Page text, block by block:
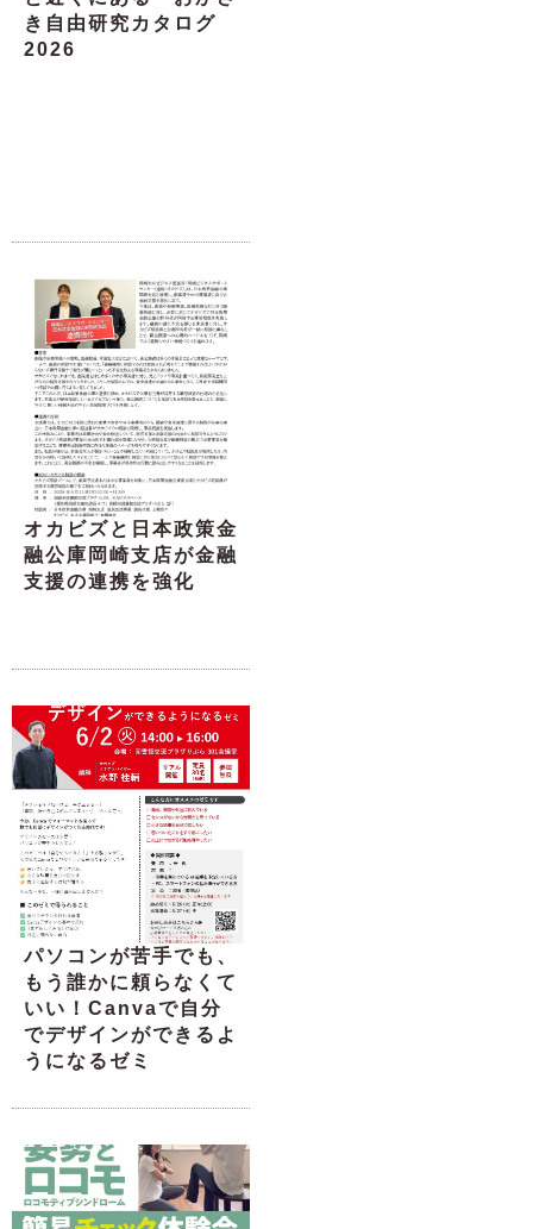
き自由研究カタログ
2026
オカビズと日本政策金
融公庫岡崎支店が金融
支援の連携を強化
パソコンが苦手でも、
もう誰かに頼らなくて
いい！Canvaで自分
でデザインができるよ
うになるゼミ